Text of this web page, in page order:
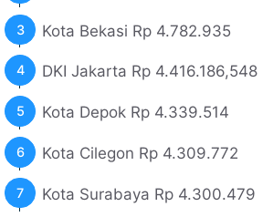
Kota Bekasi Rp 4.782.935
DKI Jakarta Rp 4.416.186,548
Kota Depok Rp 4.339.514
Kota Cilegon Rp 4.309.772
Kota Surabaya Rp 4.300.479